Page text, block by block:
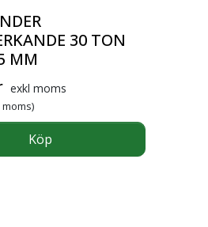
30 TON
MM
exkl moms
Köp